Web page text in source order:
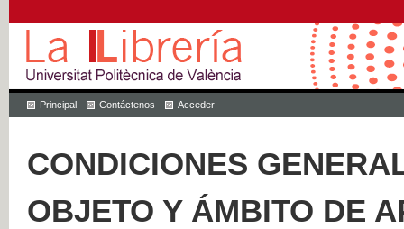
Principal Contáctenos Acceder
CONDICIONES
OBJETO Y ÁMBITO DE